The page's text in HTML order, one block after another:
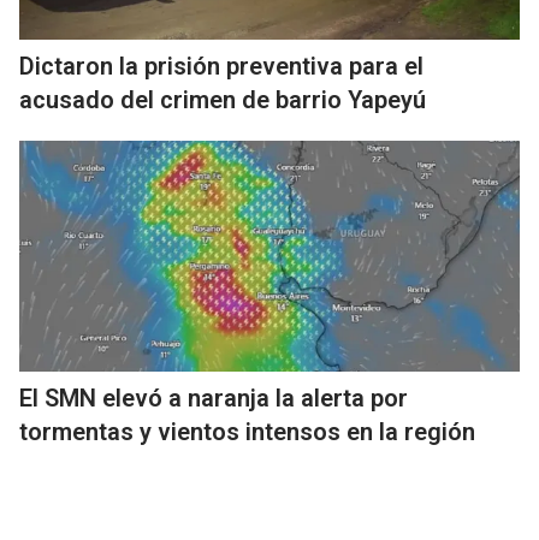
Dictaron la prisión preventiva para el
acusado del crimen de barrio Yapeyú
El SMN elevó a naranja la alerta por
tormentas y vientos intensos en la región